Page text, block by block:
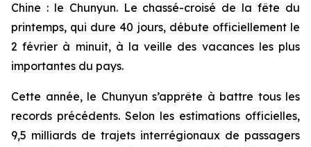
Chine : le Chunyun. Le chassé-croisé de la fête du
printemps, qui dure 40 jours, débute officiellement le
2 février à minuit, à la veille des vacances les plus
importantes du pays.
Cette année, le Chunyun s’apprête à battre tous les
records précédents. Selon les estimations officielles,
9,5 milliards de trajets interrégionaux de passagers